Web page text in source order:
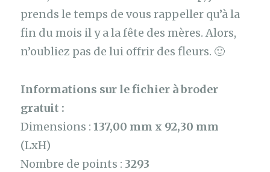
prends le temps de vous rappeller qu’à la
fin du mois il y a la fête des mères. Alors,
n’oubliez pas de lui offrir des fleurs. 🙂
Informations sur le fichier à broder
gratuit :
Dimensions :137,00 mm x 92,30 mm
(LxH)
Nombre de points : 3293